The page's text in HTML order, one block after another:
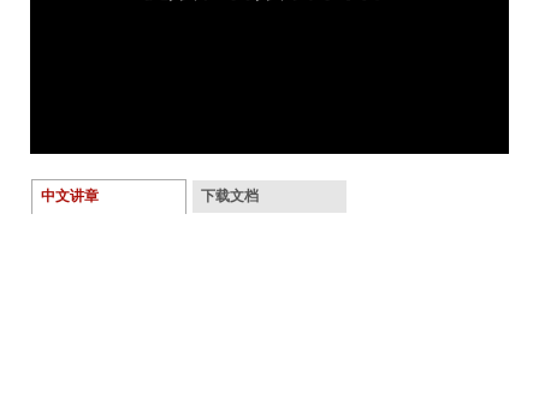
中文讲章 下载文档